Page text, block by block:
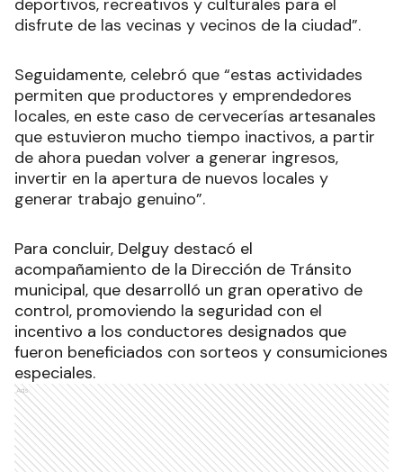
deportivos, recreativos y culturales para el
disfrute de las vecinas y vecinos de la ciudad”.
Seguidamente, celebró que “estas actividades
permiten que productores y emprendedores
locales, en este caso de cervecerías artesanales
que estuvieron mucho tiempo inactivos, a partir
de ahora puedan volver a generar ingresos,
invertir en la apertura de nuevos locales y
generar trabajo genuino”.
Para concluir, Delguy destacó el
acompañamiento de la Dirección de Tránsito
municipal, que desarrolló un gran operativo de
control, promoviendo la seguridad con el
incentivo a los conductores designados que
fueron beneficiados con sorteos y consumiciones
especiales.
Ads